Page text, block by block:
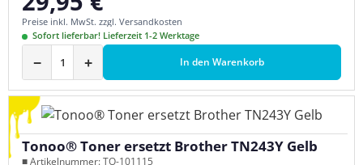
Preise inkl. MwSt. zzgl. Versandkosten
Sofort lieferbar! Lieferzeit 1-2 Werktage
− + In den Warenkorb
Tonoo® Toner ersetzt Brother TN243Y Gelb
■ Artikelnummer: TO-101115